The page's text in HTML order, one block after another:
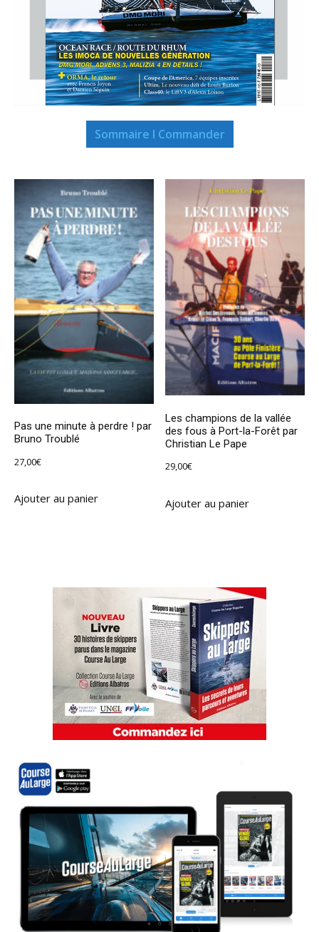
Sommaire I Commander
Pas une minute à perdre ! par
Bruno Troublé
27,00€
Ajouter au panier
Les champions de la vallée
des fous à Port-la-Forêt par
Christian Le Pape
29,00€
Ajouter au panier